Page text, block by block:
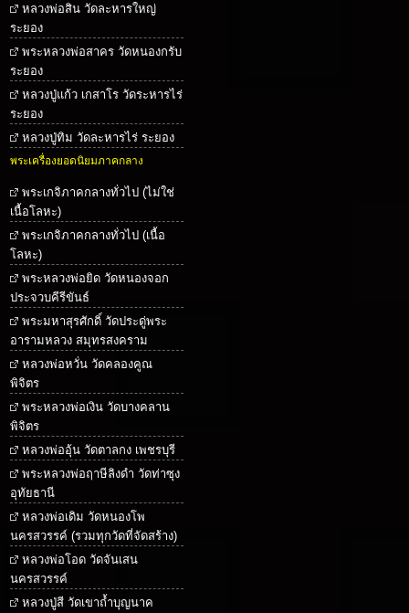
หลวงพ่อสิน วัดละหารใหญ่
ระยอง
พระหลวงพ่อสาคร วัดหนองกรับ
ระยอง
หลวงปู่แก้ว เกสาโร วัดระหารไร่
ระยอง
หลวงปู่ทิม วัดละหารไร่ ระยอง
พระเครื่องยอดนิยมภาคกลาง
พระเกจิภาคกลางทั่วไป (ไม่ใช่
เนื้อโลหะ)
พระเกจิภาคกลางทั่วไป (เนื้อ
โลหะ)
พระหลวงพ่อยิด วัดหนองจอก
ประจวบคีรีขันธ์
พระมหาสุรศักดิ์ วัดประดู่พระ
อารามหลวง สมุทรสงคราม
หลวงพ่อหวั่น วัดคลองคูณ
พิจิตร
พระหลวงพ่อเงิน วัดบางคลาน
พิจิตร
หลวงพ่ออุ้น วัดตาลกง เพชรบุรี
พระหลวงพ่อฤาษีลิงดำ วัดท่าซุง
อุทัยธานี
หลวงพ่อเดิม วัดหนองโพ
นครสวรรค์ (รวมทุกวัดที่จัดสร้าง)
หลวงพ่อโอด วัดจันเสน
นครสวรรค์
หลวงปู่สี วัดเขาถ้ำบุญนาค